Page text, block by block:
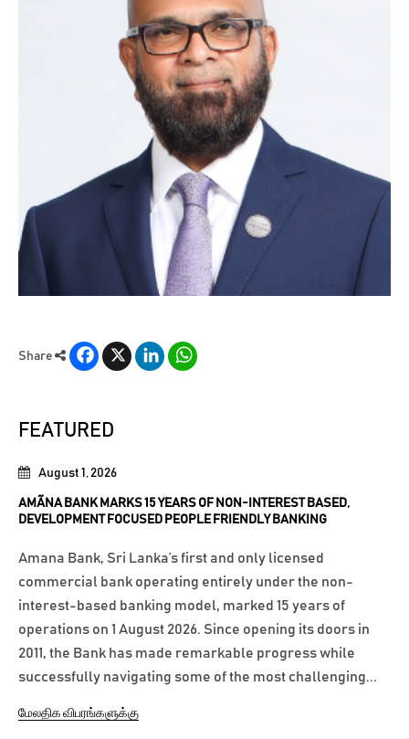
Share
Facebook
X LinkedIn
FEATURED
August 1, 2026
AMÃNA BANK MARKS 15 YEARS OF NON-INTEREST BASED,
DEVELOPMENT FOCUSED PEOPLE FRIENDLY BANKING
Amana Bank, Sri Lanka’s first and only licensed
commercial bank operating entirely under the non-
interest-based banking model, marked 15 years of
operations on 1 August 2026. Since opening its doors in
2011, the Bank has made remarkable progress while
successfully navigating some of the most challenging...
மேலதிக விபரங்களுக்கு